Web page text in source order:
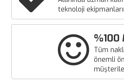
teknoloji
%100
Tüm
önemli